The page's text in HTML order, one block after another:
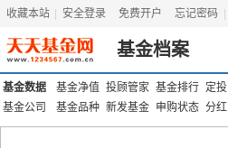
收藏本站 安全登录 免费开户 忘记密码
基金档案
基金数据 基金净值 投顾管家 基金排行 定投
基金公司
基金品种 新发基金 申购状态 分红